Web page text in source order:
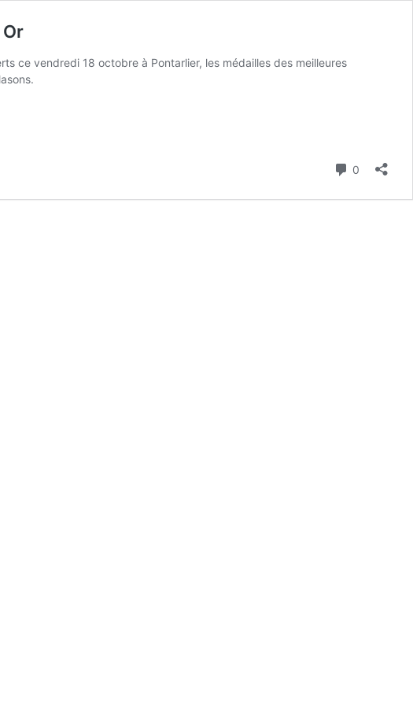
ce vendredi 18 octobre à Pontarlier, les médailles des meilleures
0